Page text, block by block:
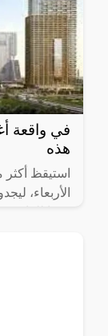
في واقعة
هذه
الأربعاء،